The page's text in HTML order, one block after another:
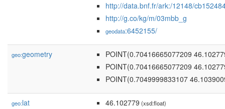
http://data.bnf.fr/ark:/12148/
http://g.co/kg/m/03mbb_g
geodata:6452155/
geo:geometry
POINT(0.70416665077209
POINT(0.70416665077209
POINT(0.7049999833107
geo:lat 46.102779 (xsd:float)